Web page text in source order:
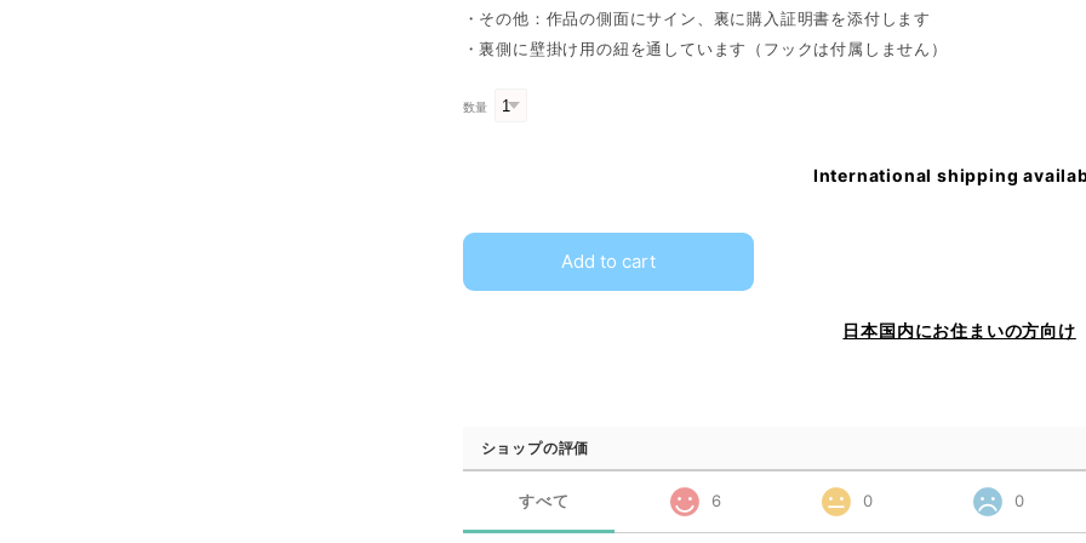
・その他：作品の側面にサイン、裏に購入証明書を添付します
・裏側に壁掛け用の紐を通しています（フックは付属しません）
数量
International shipping
Add to cart
日本国内にお住まいの方向け
ショップの評価
すべて 6 0 0